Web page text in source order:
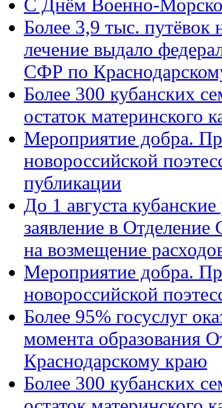
C Днём Военно-
Более 3,9 тыс. путёвок
лечение выдало
СФР по
Более 300 кубанских
остаток материнского
Мероприятие добра.
новороссийской
публикации
До 1 августа
заявление в
на возмещение
Мероприятие добра.
новороссийской
Более 95% госуслуг
момента образования
Краснодарскому краю
Более 300 кубанских